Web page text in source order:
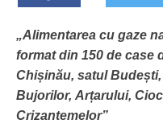
„Alimentarea сu gaze
format din 150 de case
Сhișinău, satul
Bujorilor, Аrțаrului,
Crizantemelor”